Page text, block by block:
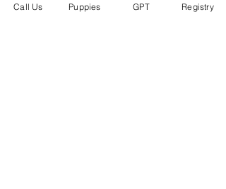
Call Us Puppies GPT Registry